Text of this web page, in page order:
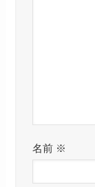
名前 ※